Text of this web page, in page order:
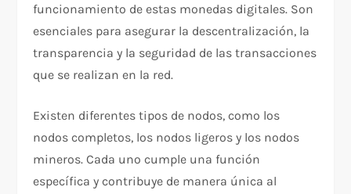
funcionamiento de estas monedas digitales. Son
esenciales para asegurar la descentralización, la
transparencia y la seguridad de las transacciones
que se realizan en la red.
Existen diferentes tipos de nodos, como los
nodos completos, los nodos ligeros y los nodos
mineros. Cada uno cumple una función
específica y contribuye de manera única al